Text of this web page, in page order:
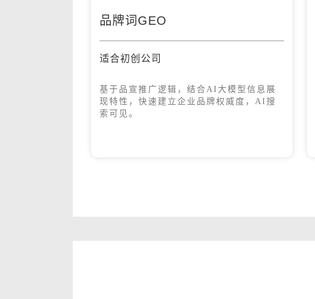
品牌词GEO
适合初创公司
基于品宣推广逻辑，结合AI大模型信息展
现特性，快速建立企业品牌权威度，AI搜
索可见。